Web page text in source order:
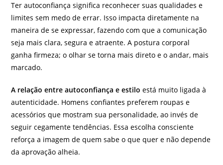
Ter autoconfiança significa reconhecer suas qualidades e
limites sem medo de errar. Isso impacta diretamente na
maneira de se expressar, fazendo com que a comunicação
seja mais clara, segura e atraente. A postura corporal
ganha firmeza; o olhar se torna mais direto e o andar, mais
marcado.
A relação entre autoconfiança e estilo está muito ligada à
autenticidade. Homens confiantes preferem roupas e
acessórios que mostram sua personalidade, ao invés de
seguir cegamente tendências. Essa escolha consciente
reforça a imagem de quem sabe o que quer e não depende
da aprovação alheia.